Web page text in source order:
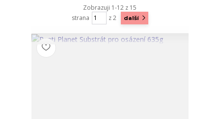
Zobrazuji 1-12 z 15
strana
z 2 další